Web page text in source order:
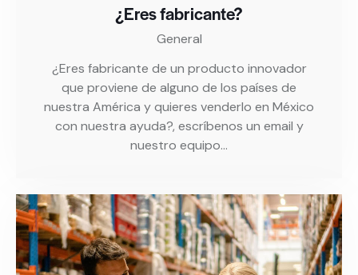
¿Eres fabricante?
General
¿Eres fabricante de un producto innovador
que proviene de alguno de los países de
nuestra América y quieres venderlo en México
con nuestra ayuda?, escríbenos un email y
nuestro equipo…